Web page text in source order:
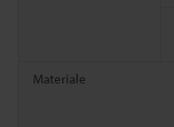
Materiale